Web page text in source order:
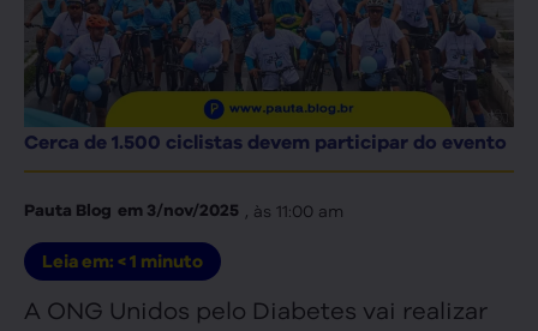
Cerca de 1.500 ciclistas devem participar do evento
Pauta Blog em 3/nov/2025 , às 11:00 am
Leia em: < 1 minuto
A ONG Unidos pelo Diabetes vai realizar